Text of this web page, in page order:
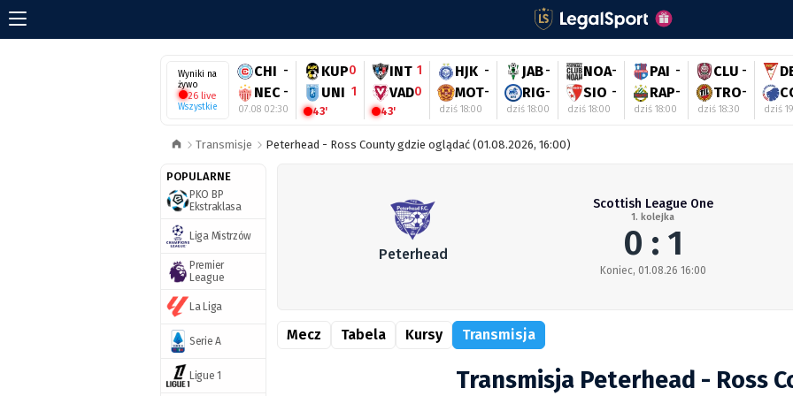
Wyniki na
żywo
26 live
Wszystkie
CHI -
NEC -
07.08 02:30
KUP0
UNI 1
43'
INT 1
VAD0
43'
HJK -
MOT-
dziś 18:00
JAB-
RIG-
dziś 18:00
NOA-
SIO -
dziś 18:00
PAI -
RAP-
dziś 18:00
CLU -
TRO-
dziś 18:30 dziś
Transmisje Peterhead - Ross County gdzie oglądać (01.08.2026, 16:00)
POPULARNE
PKO BP
Ekstraklasa
Liga Mistrzów
Premier
League
La Liga
Serie A
Ligue 1
Peterhead
Scottish League One
1. kolejka
0 : 1
Koniec, 01.08.26 16:00
Mecz Tabela Kursy Transmisja
Transmisja Peterhead - Ross